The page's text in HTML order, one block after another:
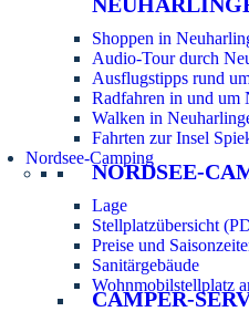
Shoppen in
Audio-Tour durch
Ausflugstipps rund
Radfahren in und um
Walken in
Fahrten zur Insel
Nordsee-Camping
NORDSEE-
Lage
Stellplatzübersicht
Preise und
Sanitärgebäude
Wohnmobilstellplatz
CAMPER-